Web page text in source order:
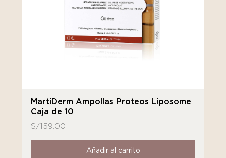
MartiDerm Ampollas Proteos Liposome
Caja de 10
S/159.00
Añadir al carrito